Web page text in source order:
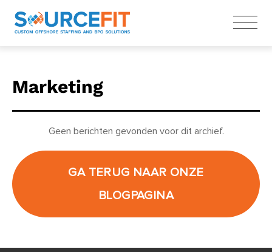
Marketing
Geen berichten gevonden voor dit archief.
GA TERUG NAAR ONZE
BLOGPAGINA